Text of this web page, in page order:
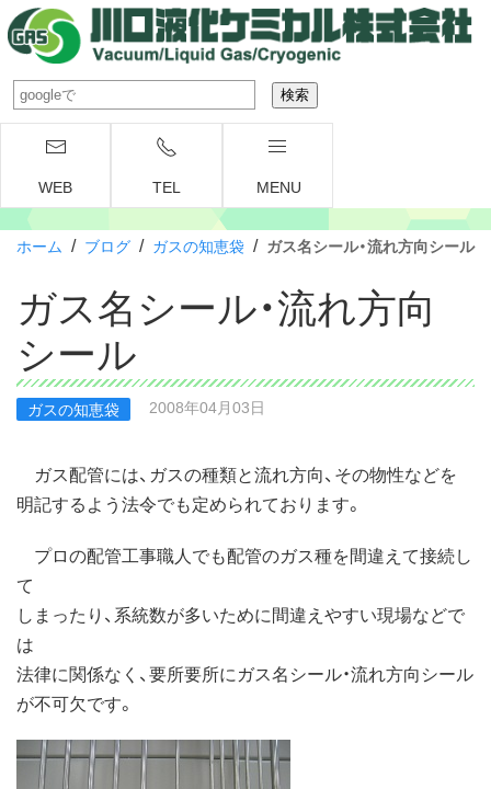
WEB TEL MENU
ホーム / ブログ / ガスの知恵袋 / ガス名シール・流れ方向シール
ガス名シール・流れ方向
シール
ガスの知恵袋 2008年04月03日
ガス配管には、ガスの種類と流れ方向、その物性などを
明記するよう法令でも定められております。
プロの配管工事職人でも配管のガス種を間違えて接続し
て
しまったり、系統数が多いために間違えやすい現場などで
は
法律に関係なく、要所要所にガス名シール・流れ方向シール
が不可欠です。